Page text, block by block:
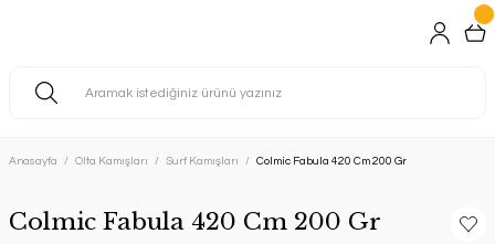
Anasayfa Olta Kamışları Surf Kamışları Colmic Fabula 420 Cm 200 Gr
Colmic Fabula 420 Cm 200 Gr